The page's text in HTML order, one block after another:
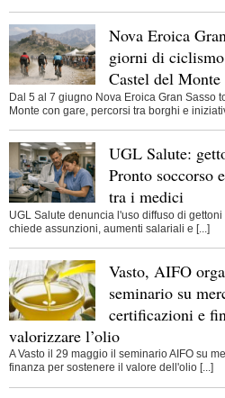
Nova Eroica
giorni di
Castel del Monte
Dal 5 al 7 giugno Nova Eroica Gran Sasso
Monte con gare, percorsi tra borghi e
UGL Salute:
Pronto soccorso
tra i medici
UGL Salute denuncia l'uso diffuso di
chiede assunzioni, aumenti salariali e [...]
Vasto, AIFO
seminario su
certificazioni e
valorizzare l’olio
A Vasto il 29 maggio il seminario AIFO su
finanza per sostenere il valore dell'olio [...]